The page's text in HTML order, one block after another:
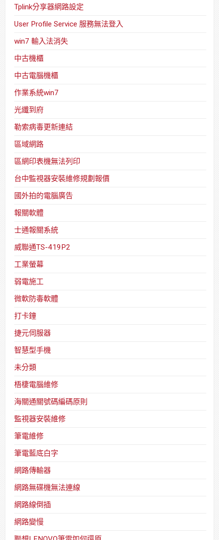
Tplink分享器網路設定
User Profile Service 服務無法登入
win7 輸入法消失
中古機櫃
中古電腦機櫃
作業系統win7
光纖到府
勒索病毒更新連結
區域網路
區網印表機無法列印
台中監視器安裝維修規劃報價
國外拍的電腦廣告
報關軟體
士通報關系統
威聯通TS-419P2
工業螢幕
弱電施工
微軟防毒軟體
打卡鐘
捷元伺服器
智慧型手機
未分類
梧棲電腦維修
海關通關號碼編碼原則
監視器安裝維修
筆電維修
筆電藍底白字
網路傳輸器
網路無碟機無法連線
網路線倒插
網路變慢